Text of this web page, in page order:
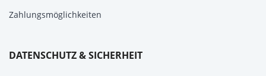
Zahlungsmöglichkeiten
DATENSCHUTZ & SICHERHEIT